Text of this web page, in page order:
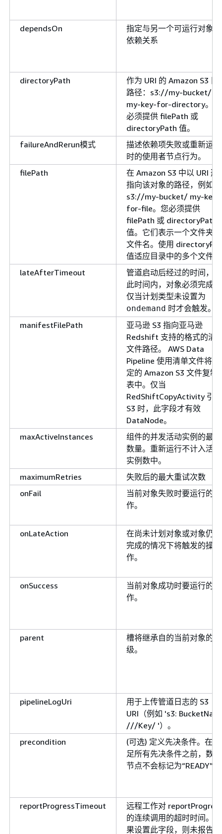
dependsOn
指定与另一个可运行对象的
依赖关系
directoryPath
作为 URI 的 Amazon S3 目
路径：s3://my-bucket/
my-key-for-directory。您
必须提供 filePath 或
directoryPath 值。
failureAndRerun模式
描述依赖项失败或重新运行
时的使用者节点行为。
filePath
在 Amazon S3 中以 URI 形
指向该对象的路径，例如：
s3://my-bucket/ my-key-
for-file。您必须提供
filePath 或 directoryPath
值。它们表示一个文件夹和
文件名。使用
值适应目录中的多个文件。
lateAfterTimeout
管道启动后经过的时间，在
此时间内，对象必须完成。
仅当计划类型未设置为
ondemand 时才会触发。
manifestFilePath
亚马逊 S3 指向亚马逊
Redshift 支持的格式的清
文件路径。 AWS Data
Pipeline 使用清单文件将指
定的 Amazon S3 文件复制
表中。仅当
RedShiftCopyActivity 引用
S3 时，此字段才有效
DataNode。
maxActiveInstances
组件的并发活动实例的最大
数量。重新运行不计入活动
实例数中。
maximumRetries
失败后的最大重试次数
onFail
当前对象失败时要运行的操
作。
onLateAction
在尚未计划对象或对象仍未
完成的情况下将触发的操
作。
onSuccess
当前对象成功时要运行的操
作。
parent
槽将继承自的当前对象的父
级。
pipelineLogUri
用于上传管道日志的 S3
URI（例如 's3:
///Key/ '）。
precondition
(可选) 定义先决条件。在满
足所有先决条件之前，数据
节点不会标记为“READY”。
reportProgressTimeout
远程工作对
的连续调用的超时时间。如
果设置此字段，则未报告指